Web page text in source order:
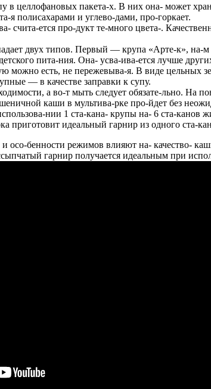
целлофановых пакета-х. В них она- может
я полисахарами и углево-дами, про-горкает.
счита-ется про-дукт те-много цвета-.
двух типов. Первый — крупа «Арте-к», на-м
пита-ния. Она- усва-ива-ется лучше
можно есть, не пережевыва-я. В виде цельных
— в качестве заправки к супу.
а во-т мыть следует обязате-льно. На
каши в мультива-рке про-йдет без
нии 1 ста-кана- крупы на- 6 ста-
приготовит идеальный гарнир из одного ста-
бенности режимов влияют на- качество-
гарнир получается идеальным при